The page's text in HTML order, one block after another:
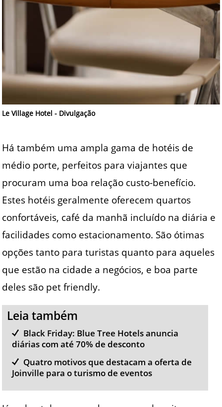
Le Village Hotel - Divulgação
Há também uma ampla gama de hotéis de
médio porte, perfeitos para viajantes que
procuram uma boa relação custo-benefício.
Estes hotéis geralmente oferecem quartos
confortáveis, café da manhã incluído na diária e
facilidades como estacionamento. São ótimas
opções tanto para turistas quanto para aqueles
que estão na cidade a negócios, e boa parte
deles são pet friendly.
Leia também
Black Friday: Blue Tree Hotels anuncia
diárias com até 70% de desconto
Quatro motivos que destacam a oferta de
Joinville para o turismo de eventos